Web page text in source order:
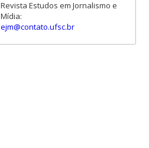
Revista Estudos em Jornalismo e
Mídia:
ejm@contato.ufsc.br